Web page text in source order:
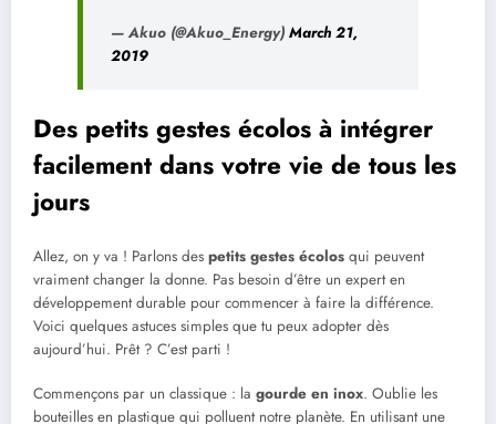
— Akuo (@Akuo_Energy) March 21,
2019
Des petits gestes écolos à intégrer
facilement dans votre vie de tous les
jours
Allez, on y va ! Parlons des petits gestes écolos qui peuvent
vraiment changer la donne. Pas besoin d’être un expert en
développement durable pour commencer à faire la différence.
Voici quelques astuces simples que tu peux adopter dès
aujourd’hui. Prêt ? C’est parti !
Commençons par un classique : la gourde en inox. Oublie les
bouteilles en plastique qui polluent notre planète. En utilisant une